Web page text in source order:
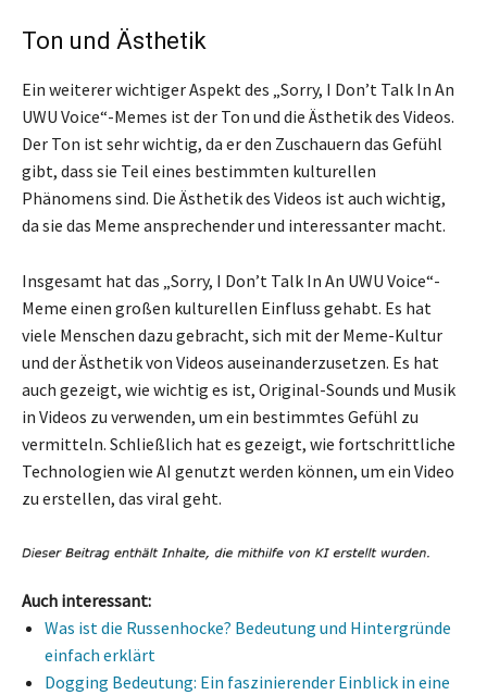
Ton und Ästhetik
Ein weiterer wichtiger Aspekt des „Sorry, I Don’t Talk In An
UWU Voice“-Memes ist der Ton und die Ästhetik des Videos.
Der Ton ist sehr wichtig, da er den Zuschauern das Gefühl
gibt, dass sie Teil eines bestimmten kulturellen
Phänomens sind. Die Ästhetik des Videos ist auch wichtig,
da sie das Meme ansprechender und interessanter macht.
Insgesamt hat das „Sorry, I Don’t Talk In An UWU Voice“-
Meme einen großen kulturellen Einfluss gehabt. Es hat
viele Menschen dazu gebracht, sich mit der Meme-Kultur
und der Ästhetik von Videos auseinanderzusetzen. Es hat
auch gezeigt, wie wichtig es ist, Original-Sounds und Musik
in Videos zu verwenden, um ein bestimmtes Gefühl zu
vermitteln. Schließlich hat es gezeigt, wie fortschrittliche
Technologien wie AI genutzt werden können, um ein Video
zu erstellen, das viral geht.
Auch interessant:
Was ist die Russenhocke? Bedeutung und Hintergründe
einfach erklärt
Dogging Bedeutung: Ein faszinierender Einblick in eine